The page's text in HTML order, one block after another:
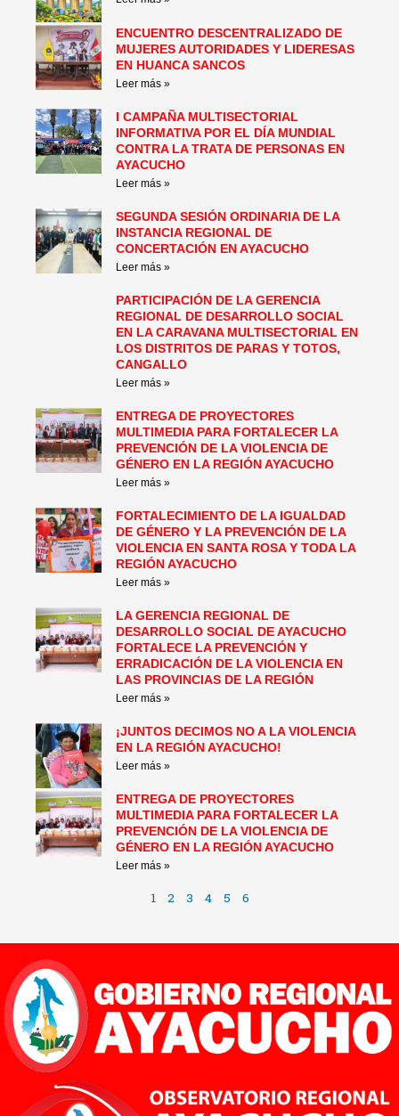
ENCUENTRO DESCENTRALIZADO DE
MUJERES AUTORIDADES Y LIDERESAS
EN HUANCA SANCOS
Leer más »
I CAMPAÑA MULTISECTORIAL
INFORMATIVA POR EL DÍA MUNDIAL
CONTRA LA TRATA DE PERSONAS EN
AYACUCHO
Leer más »
SEGUNDA SESIÓN ORDINARIA DE LA
INSTANCIA REGIONAL DE
CONCERTACIÓN EN AYACUCHO
Leer más »
PARTICIPACIÓN DE LA GERENCIA
REGIONAL DE DESARROLLO SOCIAL
EN LA CARAVANA MULTISECTORIAL EN
LOS DISTRITOS DE PARAS Y TOTOS,
CANGALLO
Leer más »
ENTREGA DE PROYECTORES
MULTIMEDIA PARA FORTALECER LA
PREVENCIÓN DE LA VIOLENCIA DE
GÉNERO EN LA REGIÓN AYACUCHO
Leer más »
FORTALECIMIENTO DE LA IGUALDAD
DE GÉNERO Y LA PREVENCIÓN DE LA
VIOLENCIA EN SANTA ROSA Y TODA LA
REGIÓN AYACUCHO
Leer más »
LA GERENCIA REGIONAL DE
DESARROLLO SOCIAL DE AYACUCHO
FORTALECE LA PREVENCIÓN Y
ERRADICACIÓN DE LA VIOLENCIA EN
LAS PROVINCIAS DE LA REGIÓN
Leer más »
¡JUNTOS DECIMOS NO A LA VIOLENCIA
EN LA REGIÓN AYACUCHO!
Leer más »
ENTREGA DE PROYECTORES
MULTIMEDIA PARA FORTALECER LA
PREVENCIÓN DE LA VIOLENCIA DE
GÉNERO EN LA REGIÓN AYACUCHO
Leer más »
1 2 3 4 5 6